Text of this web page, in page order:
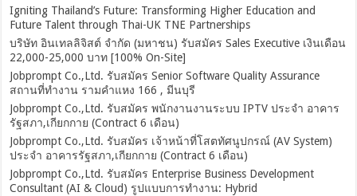
Igniting Thailand’s Future: Transforming Higher Education and
Future Talent through Thai-UK TNE Partnerships
บริษัท อินเทลลิจิสต์ จำกัด (มหาชน) รับสมัคร Sales Executive เงินเดือน
22,000-25,000 บาท [100% On-Site]
Jobprompt Co.,Ltd. รับสมัคร Senior Software Quality Assurance
สถานที่ทำงาน รามคำแหง 166 , มีนบุรี
Jobprompt Co.,Ltd. รับสมัคร พนักงานงานระบบ IPTV ประจำ อาคาร
รัฐสภา,เกียกกาย (Contract 6 เดือน)
Jobprompt Co.,Ltd. รับสมัคร เจ้าหน้าที่โสตทัศนูปกรณ์ (AV System)
ประจำ อาคารรัฐสภา,เกียกกาย (Contract 6 เดือน)
Jobprompt Co.,Ltd. รับสมัคร Enterprise Business Development
Consultant (AI & Cloud) รูปแบบการทำงาน: Hybrid